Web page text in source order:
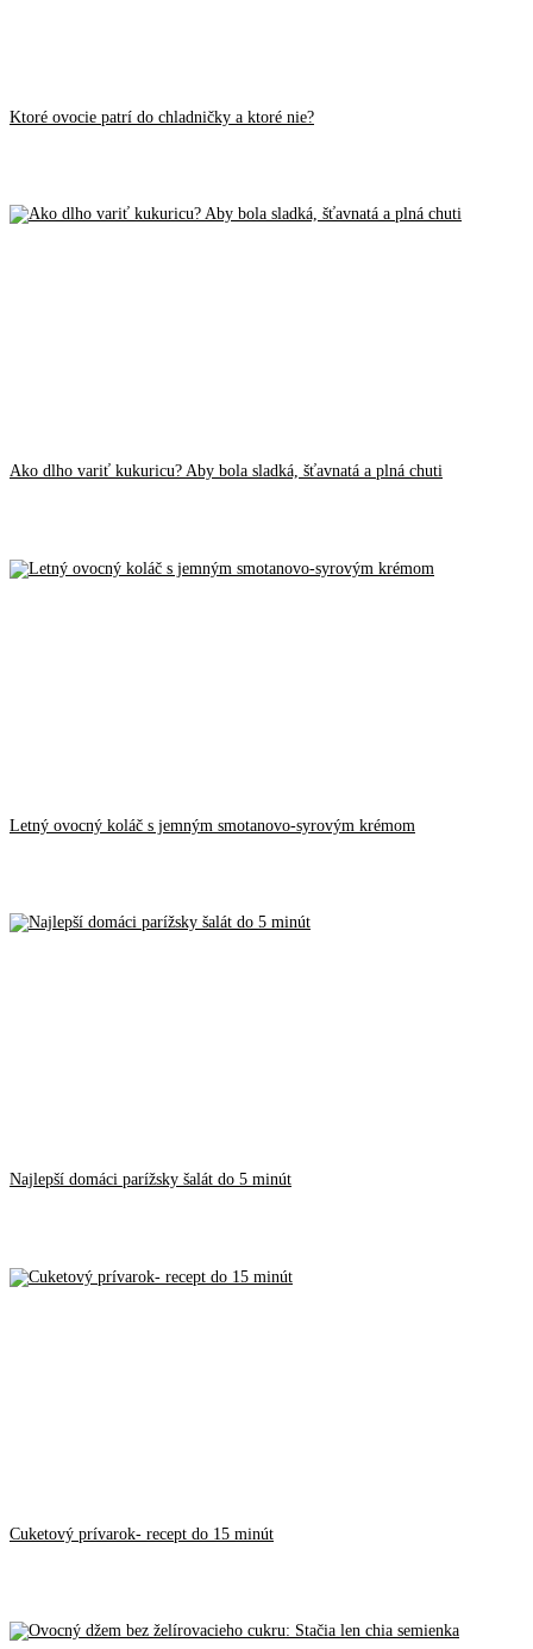
Ktoré ovocie patrí do chladničky a ktoré nie?
Ako dlho variť kukuricu? Aby bola sladká, šťavnatá a plná chuti
Letný ovocný koláč s jemným smotanovo-syrovým krémom
Najlepší domáci parížsky šalát do 5 minút
Cuketový prívarok- recept do 15 minút